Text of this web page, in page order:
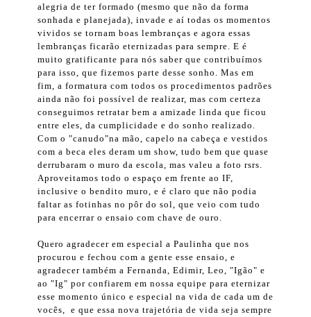
alegria de ter formado (mesmo que não da forma
sonhada e planejada), invade e aí todas os momentos
vividos se tornam boas lembranças e agora essas
lembranças ficarão eternizadas para sempre. E é
muito gratificante para nós saber que contribuímos
para isso, que fizemos parte desse sonho. Mas em
fim, a formatura com todos os procedimentos padrões
ainda não foi possível de realizar, mas com certeza
conseguimos retratar bem a amizade linda que ficou
entre eles, da cumplicidade e do sonho realizado.
Com o "canudo"na mão, capelo na cabeça e vestidos
com a beca eles deram um show, tudo bem que quase
derrubaram o muro da escola, mas valeu a foto rsrs.
Aproveitamos todo o espaço em frente ao IF,
inclusive o bendito muro, e é claro que não podia
faltar as fotinhas no pôr do sol, que veio com tudo
para encerrar o ensaio com chave de ouro.
Quero agradecer em especial a Paulinha que nos
procurou e fechou com a gente esse ensaio, e
agradecer também a Fernanda, Edimir, Leo, "Igão" e
ao "Ig" por confiarem em nossa equipe para eternizar
esse momento único e especial na vida de cada um de
vocês, e que essa nova trajetória de vida seja sempre